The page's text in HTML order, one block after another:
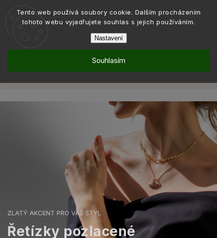
Tento web používá soubory cookie. Dalším procházením
tohoto webu vyjadřujete souhlas s jejich používáním.
Nastavení
Souhlasím
/ /
ZLATÝ AKCENT PRO VÁŠ STYL
Řetízky pozlacené